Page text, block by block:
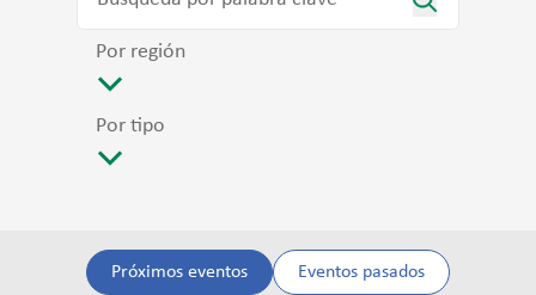
Por región
Por tipo
Próximos eventos Eventos pasados